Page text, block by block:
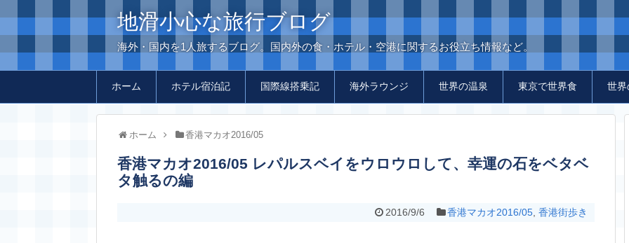
地滑小心な旅行ブログ
海外・国内を1人旅するブログ。国内外の食・ホテル・空港に関するお役立ち情報など。
ホーム ホテル宿泊記 国際線搭乗記 海外ラウンジ 世界の温泉 東京で世界食 世界
ホーム 香港マカオ2016/05
香港マカオ2016/05 レパルスベイをウロウロして、幸運の石をベタベ
タ触るの編
2016/9/6 香港マカオ2016/05 ,香港街歩き